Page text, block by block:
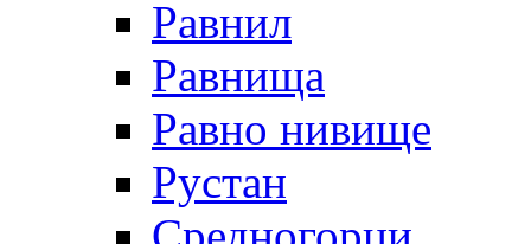
Равнил
Равнища
Равно нивище
Рустан